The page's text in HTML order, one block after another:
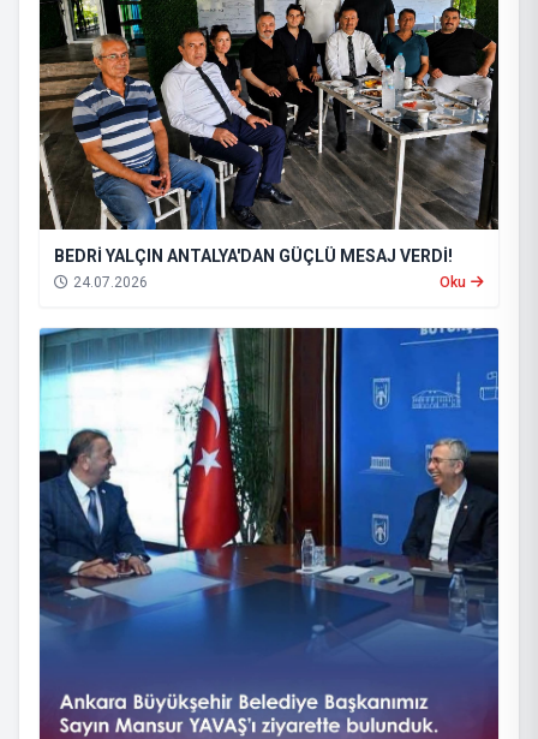
BEDRİ YALÇIN ANTALYA'DAN GÜÇLÜ MESAJ VERDİ!
24.07.2026 Oku